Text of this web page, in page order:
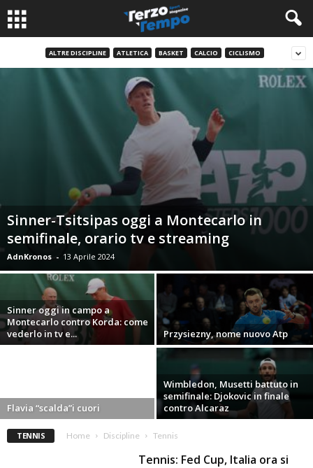
ALTRE DISCIPLINE ATLETICA BASKET CALCIO CICLISMO
Sinner-Tsitsipas oggi a Montecarlo in
semifinale, orario tv e streaming
AdnKronos - 13 Aprile 2024
Sinner oggi in campo a
Montecarlo contro Korda: come
vederlo in tv e...
Przysiezny, nome nuovo Atp
Flavia “scalda”i cuori
Wimbledon, Musetti battuto in
semifinale: Djokovic in finale
contro Alcaraz
TENNIS Home Discipline Tennis
Tennis: Fed Cup, Italia ora si